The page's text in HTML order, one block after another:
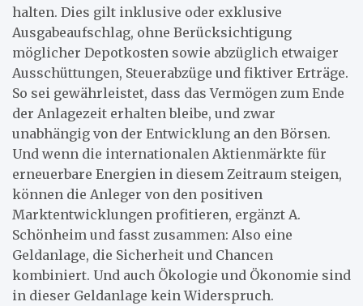
halten. Dies gilt inklusive oder exklusive
Ausgabeaufschlag, ohne Berücksichtigung
möglicher Depotkosten sowie abzüglich etwaiger
Ausschüttungen, Steuerabzüge und fiktiver Erträge.
So sei gewährleistet, dass das Vermögen zum Ende
der Anlagezeit erhalten bleibe, und zwar
unabhängig von der Entwicklung an den Börsen.
Und wenn die internationalen Aktienmärkte für
erneuerbare Energien in diesem Zeitraum steigen,
können die Anleger von den positiven
Marktentwicklungen profitieren, ergänzt A.
Schönheim und fasst zusammen: Also eine
Geldanlage, die Sicherheit und Chancen
kombiniert. Und auch Ökologie und Ökonomie sind
in dieser Geldanlage kein Widerspruch.